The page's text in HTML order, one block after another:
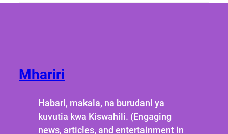
Mhariri
Habari, makala, na burudani ya
kuvutia kwa Kiswahili. (Engaging
news, articles, and entertainment in